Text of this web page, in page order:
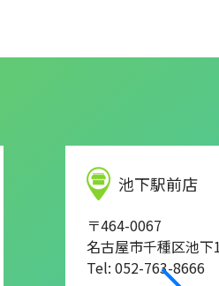
池下駅前店
〒464-0067
名古屋市千種区池
Tel: 052-763-8666